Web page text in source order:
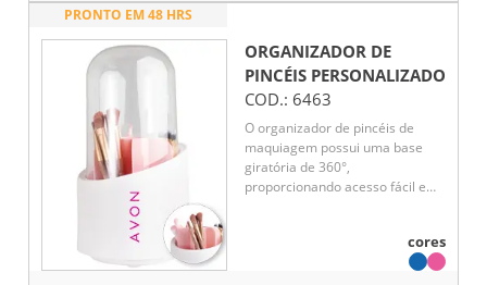
PRONTO EM 48 HRS
ORGANIZADOR DE
PINCÉIS PERSONALIZADO
COD.: 6463
O organizador de pincéis de
maquiagem possui uma base
giratória de 360°,
proporcionando acesso fácil e
poeira, protegendo os pincéis
cores